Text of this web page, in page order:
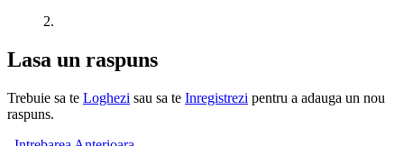
2.
Lasa un raspuns
Trebuie sa te Loghezi sau sa te Inregistrezi pentru a adauga un nou
raspuns.